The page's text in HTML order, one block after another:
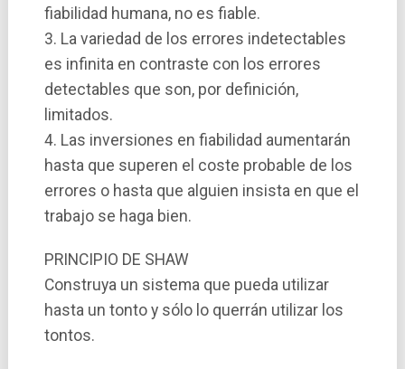
fiabilidad humana, no es fiable.
3. La variedad de los errores indetectables
es infinita en contraste con los errores
detectables que son, por definición,
limitados.
4. Las inversiones en fiabilidad aumentarán
hasta que superen el coste probable de los
errores o hasta que alguien insista en que el
trabajo se haga bien.
PRINCIPIO DE SHAW
Construya un sistema que pueda utilizar
hasta un tonto y sólo lo querrán utilizar los
tontos.